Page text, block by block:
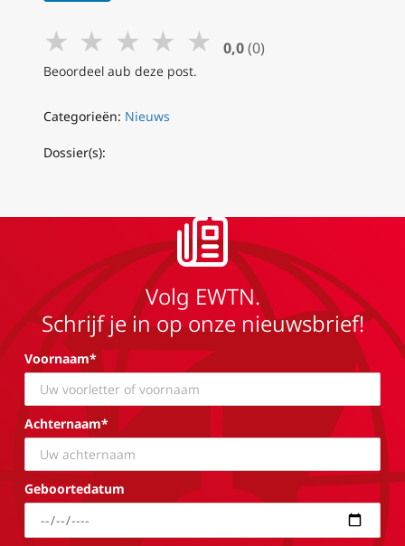
★ ★ ★ ★ ★ 0,0 (0)
Beoordeel aub deze post.
Categorieën: Nieuws
Dossier(s):
Volg EWTN.
Schrijf je in op onze nieuwsbrief!
Voornaam*
Achternaam*
Geboortedatum